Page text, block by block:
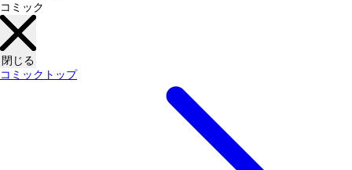
コミック
閉じる
コミックトップ